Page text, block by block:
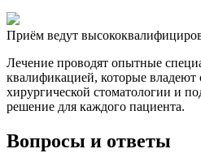
Приём ведут
Лечение проводят опытные
квалификацией, которые
хирургической стоматологии и
решение для каждого пациента.
Вопросы и ответы